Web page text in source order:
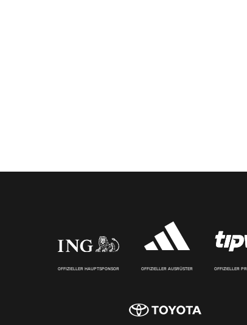
OFFIZIELLER HAUPTSPONSOR OFFIZIELLER AUSRÜSTER OFFIZIELLER